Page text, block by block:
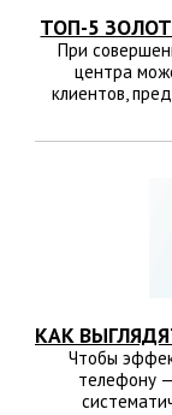
ТОП-5
При
центра
клиентов,
КАК
Чтобы
телефону